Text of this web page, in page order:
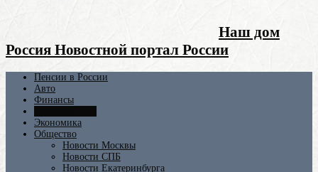
Наш дом
Россия Новостной портал России
Пенсии в России
Авто
Финансы
Экономика
Общество
Новости Москвы
Новости СПБ
Новости Екатеринбурга